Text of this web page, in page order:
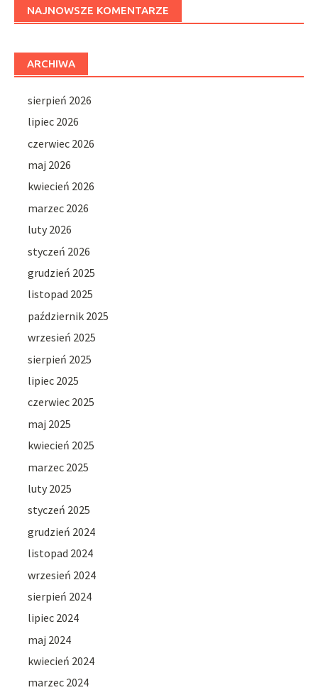
NAJNOWSZE KOMENTARZE
ARCHIWA
sierpień 2026
lipiec 2026
czerwiec 2026
maj 2026
kwiecień 2026
marzec 2026
luty 2026
styczeń 2026
grudzień 2025
listopad 2025
październik 2025
wrzesień 2025
sierpień 2025
lipiec 2025
czerwiec 2025
maj 2025
kwiecień 2025
marzec 2025
luty 2025
styczeń 2025
grudzień 2024
listopad 2024
wrzesień 2024
sierpień 2024
lipiec 2024
maj 2024
kwiecień 2024
marzec 2024